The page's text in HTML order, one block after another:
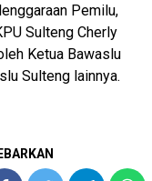
Pemilu,
Sulteng Cherly
Ketua Bawaslu
Sulteng lainnya.